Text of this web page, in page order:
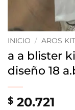
INICIO / AROS
a a blister
diseño 18
$ 20.721